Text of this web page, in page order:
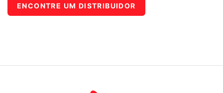
ENCONTRE UM DISTRIBUIDOR